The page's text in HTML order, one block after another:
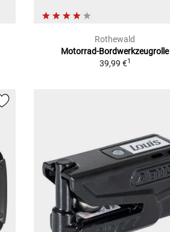
Rothewald
Motorrad-Bordwerkzeugrolle
39,99 €1